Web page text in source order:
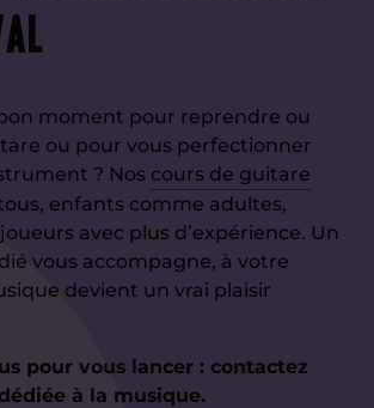
moment pour reprendre ou
ou pour vous perfectionner
? Nos cours de guitare
enfants comme adultes,
avec plus d’expérience. Un
vous accompagne, à votre
devient un vrai plaisir
pour vous lancer : contactez
à la musique.